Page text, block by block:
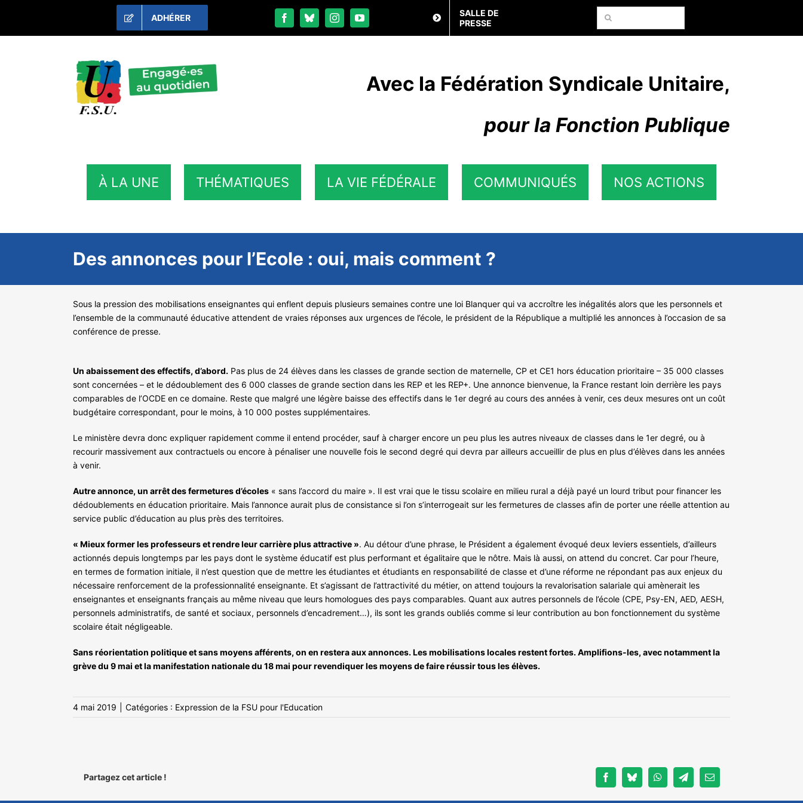
contenu
ADHÉRER
SALLE DE
PRESSE
Rechercher:
Avec la Fédération Syndicale Unitaire,
pour la Fonction Publique
À LA UNE THÉMATIQUES LA VIE FÉDÉRALE COMMUNIQUÉS NOS ACTIONS
Des annonces pour l’Ecole : oui, mais comment ?
Sous la pression des mobilisations enseignantes qui enflent depuis plusieurs semaines contre une loi Blanquer qui va accroître les inégalités alors que les personnels et
l’ensemble de la communauté éducative attendent de vraies réponses aux urgences de l’école, le président de la République a multiplié les annonces à l’occasion de sa
conférence de presse.
Un abaissement des effectifs, d’abord. Pas plus de 24 élèves dans les classes de grande section de maternelle, CP et CE1 hors éducation prioritaire – 35 000 classes
sont concernées – et le dédoublement des 6 000 classes de grande section dans les REP et les REP+. Une annonce bienvenue, la France restant loin derrière les pays
comparables de l’OCDE en ce domaine. Reste que malgré une légère baisse des effectifs dans le 1er degré au cours des années à venir, ces deux mesures ont un coût
budgétaire correspondant, pour le moins, à 10 000 postes supplémentaires.
Le ministère devra donc expliquer rapidement comme il entend procéder, sauf à charger encore un peu plus les autres niveaux de classes dans le 1er degré, ou à
recourir massivement aux contractuels ou encore à pénaliser une nouvelle fois le second degré qui devra par ailleurs accueillir de plus en plus d’élèves dans les années
à venir.
Autre annonce, un arrêt des fermetures d’écoles « sans l’accord du maire ». Il est vrai que le tissu scolaire en milieu rural a déjà payé un lourd tribut pour financer les
dédoublements en éducation prioritaire. Mais l’annonce aurait plus de consistance si l’on s’interrogeait sur les fermetures de classes afin de porter une réelle attention au
service public d’éducation au plus près des territoires.
« Mieux former les professeurs et rendre leur carrière plus attractive ». Au détour d’une phrase, le Président a également évoqué deux leviers essentiels, d’ailleurs
actionnés depuis longtemps par les pays dont le système éducatif est plus performant et égalitaire que le nôtre. Mais là aussi, on attend du concret. Car pour l’heure,
en termes de formation initiale, il n’est question que de mettre les étudiantes et étudiants en responsabilité de classe et d’une réforme ne répondant pas aux enjeux du
nécessaire renforcement de la professionnalité enseignante. Et s’agissant de l’attractivité du métier, on attend toujours la revalorisation salariale qui amènerait les
enseignantes et enseignants français au même niveau que leurs homologues des pays comparables. Quant aux autres personnels de l’école (CPE, Psy-EN, AED, AESH,
personnels administratifs, de santé et sociaux, personnels d’encadrement…), ils sont les grands oubliés comme si leur contribution au bon fonctionnement du système
scolaire était négligeable.
Sans réorientation politique et sans moyens afférents, on en restera aux annonces. Les mobilisations locales restent fortes. Amplifions-les, avec notamment la
grève du 9 mai et la manifestation nationale du 18 mai pour revendiquer les moyens de faire réussir tous les élèves.
4 mai 2019 Catégories : Expression de la FSU pour l'Education
Partagez cet article ! FacebookBlueskyWhatsAppTelegramEmail